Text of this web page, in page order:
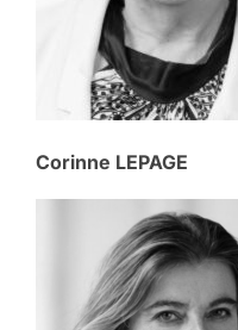
Corinne LEPAGE